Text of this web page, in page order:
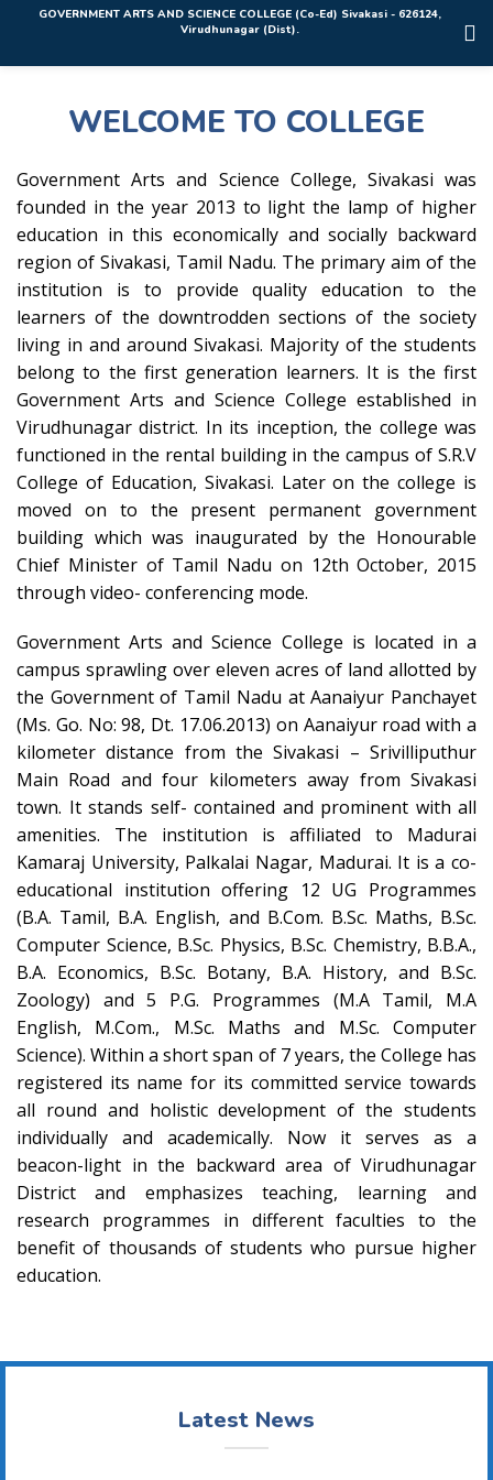
Rolex Replica Uhren Deutschland
GOVERNMENT ARTS AND SCIENCE COLLEGE (Co-Ed) Sivakasi - 626124,
Virudhunagar (Dist).
WELCOME TO COLLEGE
Government Arts and Science College, Sivakasi was
founded in the year 2013 to light the lamp of higher
education in this economically and socially backward
region of Sivakasi, Tamil Nadu. The primary aim of the
institution is to provide quality education to the
learners of the downtrodden sections of the society
living in and around Sivakasi. Majority of the students
belong to the first generation learners. It is the first
Government Arts and Science College established in
Virudhunagar district. In its inception, the college was
functioned in the rental building in the campus of S.R.V
College of Education, Sivakasi. Later on the college is
moved on to the present permanent government
building which was inaugurated by the Honourable
Chief Minister of Tamil Nadu on 12th October, 2015
through video- conferencing mode.
Government Arts and Science College is located in a
campus sprawling over eleven acres of land allotted by
the Government of Tamil Nadu at Aanaiyur Panchayet
(Ms. Go. No: 98, Dt. 17.06.2013) on Aanaiyur road with a
kilometer distance from the Sivakasi – Srivilliputhur
Main Road and four kilometers away from Sivakasi
town. It stands self- contained and prominent with all
amenities. The institution is affiliated to Madurai
Kamaraj University, Palkalai Nagar, Madurai. It is a co-
educational institution offering 12 UG Programmes
(B.A. Tamil, B.A. English, and B.Com. B.Sc. Maths, B.Sc.
Computer Science, B.Sc. Physics, B.Sc. Chemistry, B.B.A.,
B.A. Economics, B.Sc. Botany, B.A. History, and B.Sc.
Zoology) and 5 P.G. Programmes (M.A Tamil, M.A
English, M.Com., M.Sc. Maths and M.Sc. Computer
Science). Within a short span of 7 years, the College has
registered its name for its committed service towards
all round and holistic development of the students
individually and academically. Now it serves as a
beacon-light in the backward area of Virudhunagar
District and emphasizes teaching, learning and
research programmes in different faculties to the
benefit of thousands of students who pursue higher
education.
Latest News